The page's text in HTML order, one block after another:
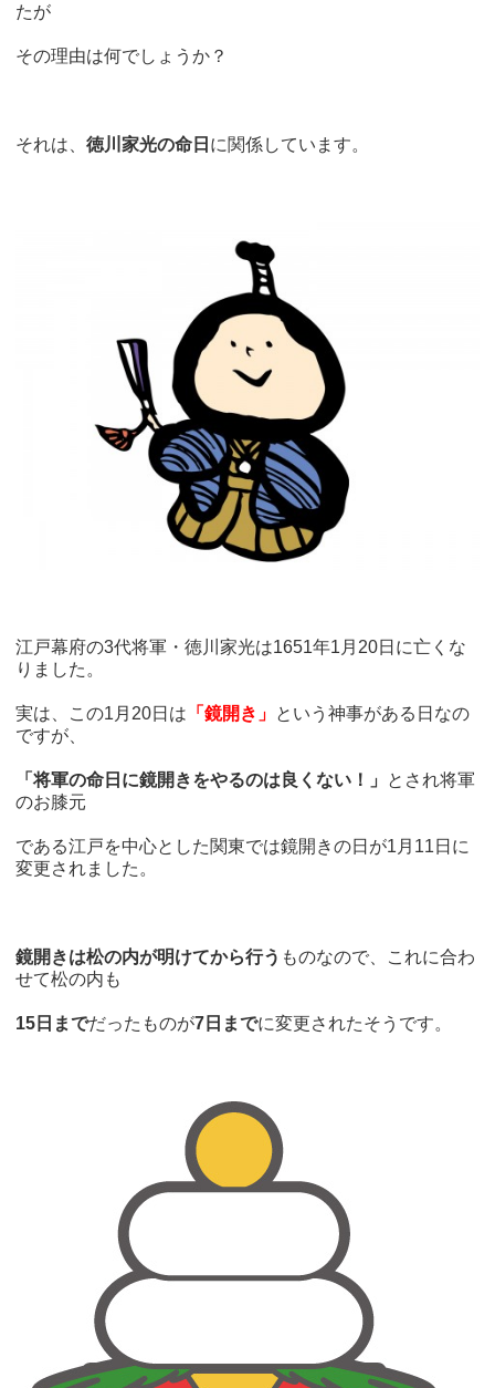
たが
その理由は何でしょうか？
それは、徳川家光の命日 に関係しています。
江戸幕府の3代将軍・徳川家光は1651年1月20日に亡くな
りました。
実は、この1月20日は 「鏡開き」 という神事がある日なの
ですが、
「将軍の命日に鏡開きをやるのは良くない！」 とされ将軍
のお膝元
である江戸を中心とした関東では鏡開きの日が1月11日に
変更されました。
鏡開きは松の内が明けてから行う ものなので、これに合わ
せて松の内も
15日までだったものが7日までに変更されたそうです。